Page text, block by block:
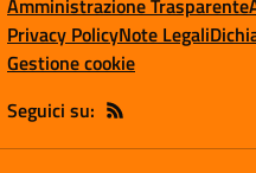
Amministrazione Trasparente
Privacy PolicyNote Legali
Gestione cookie
Seguici su: